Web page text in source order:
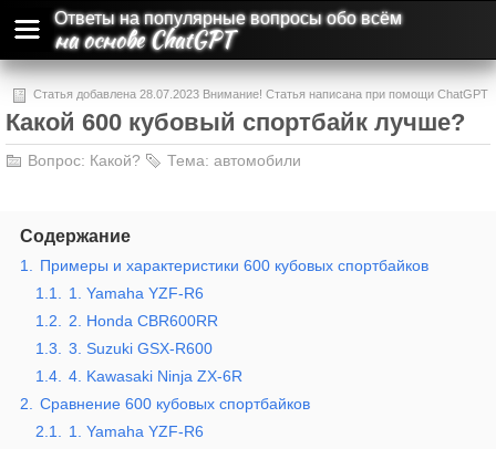
Ответы на популярные вопросы обо всём
на основе ChatGPT
Статья добавлена 28.07.2023 Внимание! Статья написана при помощи ChatGPT
и может содержать ошибки и неточности.
Какой 600 кубовый спортбайк лучше?
Вопрос: Какой? Тема: автомобили
Содержание
1.
Примеры и характеристики 600 кубовых спортбайков
1.1.
1. Yamaha YZF-R6
1.2.
2. Honda CBR600RR
1.3.
3. Suzuki GSX-R600
1.4.
4. Kawasaki Ninja ZX-6R
2.
Сравнение 600 кубовых спортбайков
2.1.
1. Yamaha YZF-R6